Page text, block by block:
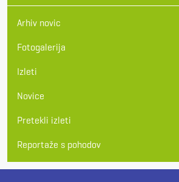
Arhiv novic
Fotogalerija
Izleti
Novice
Pretekli izleti
Reportaže s pohodov